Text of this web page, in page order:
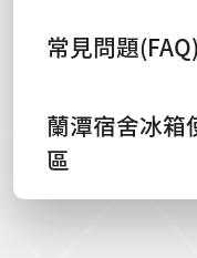
常見問題(FAQ)
蘭潭宿舍冰箱
區